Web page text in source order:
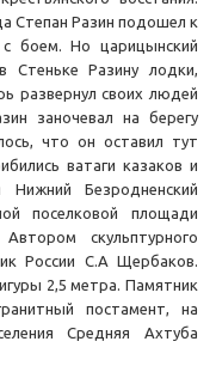
Степан Разин подошел к
с боем. Но царицынский
Стеньке Разину лодки,
развернул своих людей
заночевал на берегу
что он оставил тут
ватаги казаков и
Нижний Безродненский
поселковой площади
скульптурного
России С.А Щербаков.
2,5 метра. Памятник
постамент, на
Средняя Ахтуба